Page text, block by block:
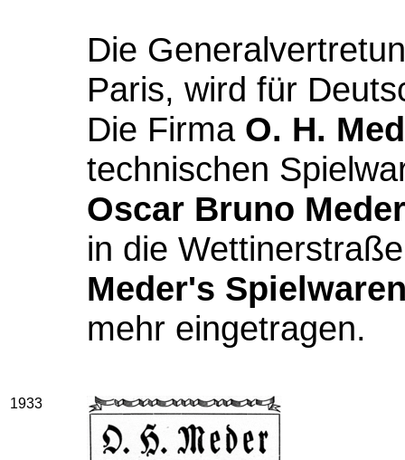
Die
Paris, wird für
Die Firma O. H.
technischen
Oscar Bruno Meder
in die
Meder's
mehr eingetragen.
1933